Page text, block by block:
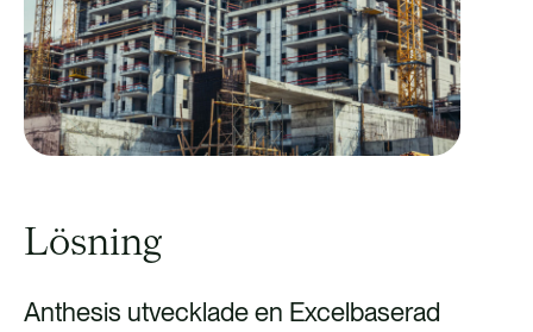
Lösning
Anthesis utvecklade en Excelbaserad